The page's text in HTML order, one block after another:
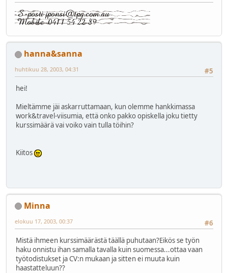
hanna&sanna
#5
huhtikuu 28, 2003, 04:31
hei!
Mieltämme jäi askarruttamaan, kun olemme hankkimassa
work&travel-viisumia, että onko pakko opiskella joku tietty
kurssimäärä vai voiko vain tulla töihin?
Kiitos
Minna
#6
elokuu 17, 2003, 00:37
Mistä ihmeen kurssimäärästä täällä puhutaan?Eikös se työn
haku onnistu ihan samalla tavalla kuin suomessa...ottaa vaan
työtodistukset ja CV:n mukaan ja sitten ei muuta kuin
haastatteluun??